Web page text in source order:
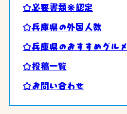
☆必要書類※認定
☆兵庫県の外国人数
☆兵庫県のおすすめグルメ
☆投稿一覧
☆お問い合わせ